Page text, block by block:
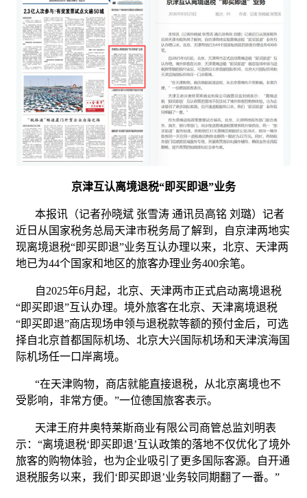
京津互认离境退税“即买即退”业务
本报讯（记者孙晓斌 张雪涛 通讯员高铭 刘璐）记者
近日从国家税务总局天津市税务局了解到，自京津两地实
现离境退税“即买即退”业务互认办理以来，北京、天津两
地已为44个国家和地区的旅客办理业务400余笔。
自2025年6月起，北京、天津两市正式启动离境退税
“即买即退”互认办理。境外旅客在北京、天津离境退税
“即买即退”商店现场申领与退税款等额的预付金后，可选
择自北京首都国际机场、北京大兴国际机场和天津滨海国
际机场任一口岸离境。
“在天津购物，商店就能直接退税，从北京离境也不
受影响，非常方便。”一位德国旅客表示。
天津王府井奥特莱斯商业有限公司商管总监刘明表
示：“离境退税‘即买即退’互认政策的落地不仅优化了境外
旅客的购物体验，也为企业吸引了更多国际客源。自开通
退税服务以来，我们‘即买即退’业务较同期翻了一番。”